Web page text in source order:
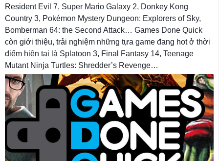
Resident Evil 7, Super Mario Galaxy 2, Donkey Kong
Country 3, Pokémon Mystery Dungeon: Explorers of Sky,
Bomberman 64: the Second Attack… Games Done Quick
còn giới thiệu, trải nghiệm những tựa game đang hot ở thời
điểm hiện tại là Splatoon 3, Final Fantasy 14, Teenage
Mutant Ninja Turtles: Shredder’s Revenge…